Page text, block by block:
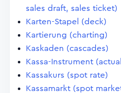
sales draft, sales ticket)
Karten-Stapel (deck)
Kartierung (charting)
Kaskaden (cascades)
Kassa-Instrument
Kassakurs (spot rate)
Kassamarkt (spot